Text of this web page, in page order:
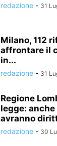
redazione - 31
Milano, 112
affrontare il
in...
redazione - 31
Regione
legge:
avranno
redazione - 30